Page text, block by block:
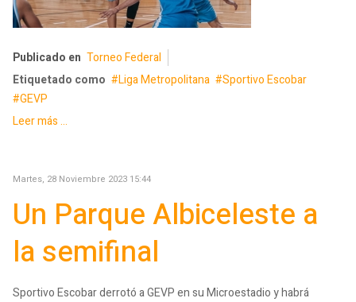
Publicado en Torneo Federal
Etiquetado como
Liga Metropolitana
Sportivo Escobar
GEVP
Leer más ...
Martes, 28 Noviembre 2023 15:44
Un Parque Albiceleste a
la semifinal
Sportivo Escobar derrotó a GEVP en su Microestadio y habrá